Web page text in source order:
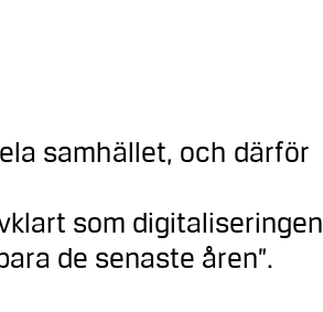
samhället, och därför
som
de senaste åren”.